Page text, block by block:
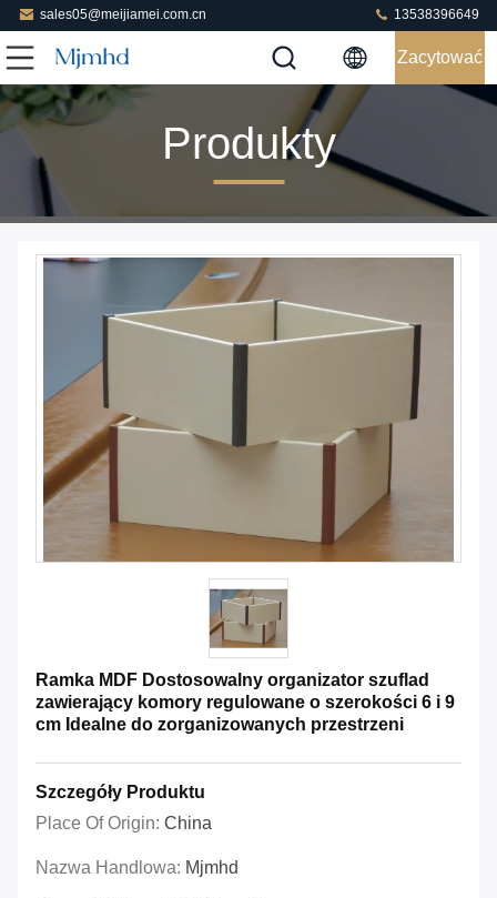
sales05@meijiamei.com.cn 13538396649
Zacytować
Produkty
Ramka MDF Dostosowalny organizator szuflad
zawierający komory regulowane o szerokości 6 i 9
cm Idealne do zorganizowanych przestrzeni
Szczegóły Produktu
Place Of Origin: China
Nazwa Handlowa: Mjmhd